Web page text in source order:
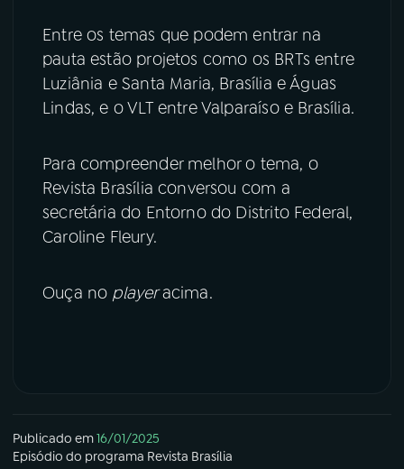
Entre os temas que podem entrar na
pauta estão projetos como os BRTs entre
Luziânia e Santa Maria, Brasília e Águas
Lindas, e o VLT entre Valparaíso e Brasília.
Para compreender melhor o tema, o
Revista Brasília conversou com a
secretária do Entorno do Distrito Federal,
Caroline Fleury.
Ouça no playeracima.
Publicado em16/01/2025
Episódio do programa Revista Brasília